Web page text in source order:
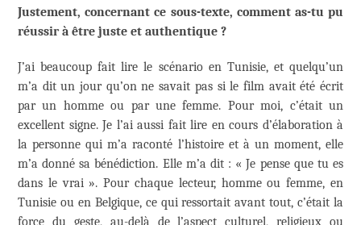
Justement, concernant ce sous-texte, comment as-tu pu
réussir à être juste et authentique ?
J’ai beaucoup fait lire le scénario en Tunisie, et quelqu’un
m’a dit un jour qu’on ne savait pas si le film avait été écrit
par un homme ou par une femme. Pour moi, c’était un
excellent signe. Je l’ai aussi fait lire en cours d’élaboration à
la personne qui m’a raconté l’histoire et à un moment, elle
m’a donné sa bénédiction. Elle m’a dit : « Je pense que tu es
dans le vrai ». Pour chaque lecteur, homme ou femme, en
Tunisie ou en Belgique, ce qui ressortait avant tout, c’était la
force du geste, au-delà de l’aspect culturel, religieux ou